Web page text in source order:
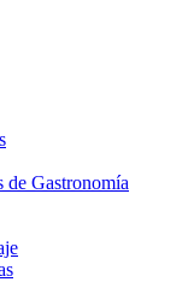
de Gastronomía